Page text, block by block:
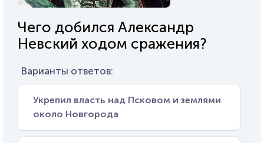
Чего добился Александр
Невский ходом сражения?
Варианты ответов:
Укрепил власть над Псковом и землями
около Новгорода